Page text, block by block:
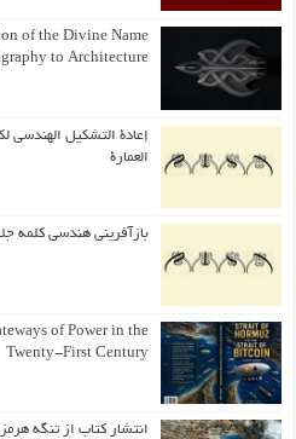
of the Divine Name
to Architecture
إعادة التشكيل الهندسي
العمارة
بازآفرینی هندسی کلمه
of Power in the
Twenty-First Century
انتشار کتاب از تنگه